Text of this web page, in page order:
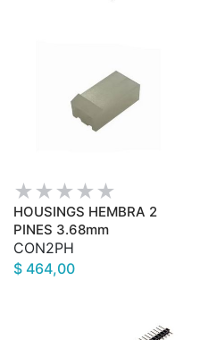
HOUSINGS HEMBRA 2
PINES 3.68mm
CON2PH
$ 464,00